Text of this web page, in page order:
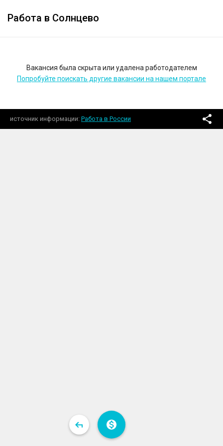
Работа в Солнцево
Вакансия была скрыта или удалена работодателем
Попробуйте поискать другие вакансии на нашем портале
источник информации Работа в России